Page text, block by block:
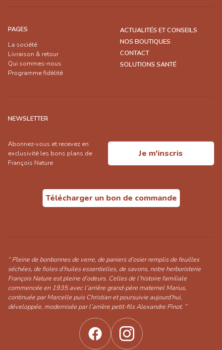
PAGES
La société
Livraison & retour
Qui sommes-nous
Programme fidèlité
ACTUALITÉS ET CONSEILS
NOS BOUTIQUES
CONTACT
SOLUTIONS SANTÉ
NEWSLETTER
Abonnez-vous et recevez en
exclusivité les bons plans de
François Nature
Je m'inscris
Télécharger un bon de commande
“ Pleine de bonbonnes de verre, de paniers d’osier remplis de feuilles
séchées, de fioles d’huiles essentielles, de savons, notre herboristerie
François Nature est pleine d’odeurs. Celles de l’histoire familiale
commencée en 1935 avec l’arrière grand-père maternel Marius,
continuée par Marcelle puis Christian et poursuivie aujourd’hui,
développée, modernisée par l’arrière petit-fils Alexandre Pinot. ”